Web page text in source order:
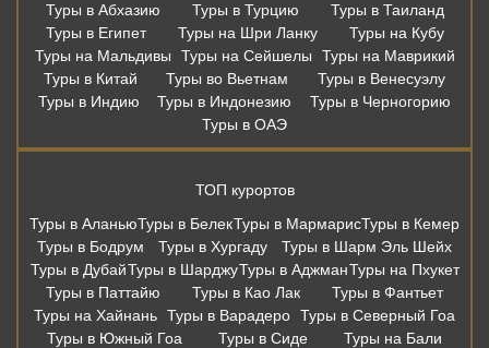
Туры в АланьюТуры в Белек Туры в МармарисТуры в Кемер
Туры в Бодрум
Туры в Хургаду
Туры в Шарм Эль Шейх
Туры в ДубайТуры в Шарджу Туры в АджманТуры на Пхукет
Туры в Паттайю
Туры в Као Лак
Туры в Фантьет
Туры на Хайнань Туры в Варадеро
Туры в Северный Гоа
Туры в Сиде
Дешевые авиабилеты из Москвы
Москва - Сочи
Москва - Санкт-Петербург
Москва - Калининград Москва - Казань Москва - Мин. Воды
Москва - Анталья
Москва - Бодрум
Москва - Мармарис
Москва - Хургада
Москва - Бангкок
Москва - Шарм-Эль-Шейх Москва - Пхукет Москва - Самуи
Москва - Дубай
Москва - Шарджа
Москва - Коломбо